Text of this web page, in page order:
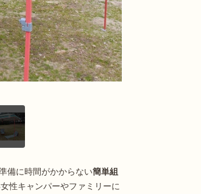
備に時間がかからない簡単組
性キャンパーやファミリーに